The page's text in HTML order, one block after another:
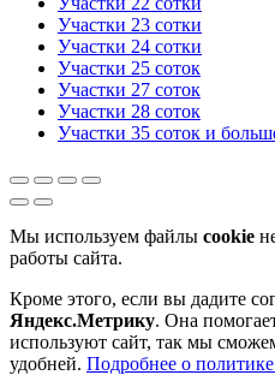
Участки 23 сотки
Участки 24 сотки
Участки 25 соток
Участки 27 соток
Участки 28 соток
Участки 35 соток и
Мы используем файлы cookie
работы сайта.
Кроме этого, если вы дадите
Яндекс.Метрику. Она
используют сайт, так мы
удобней. Подробнее о